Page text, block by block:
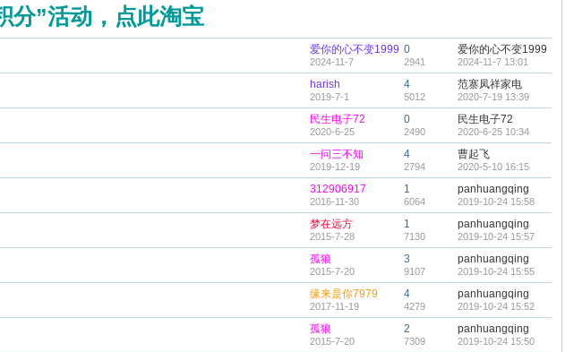
分”活动，点此淘宝
爱你的心不变1999
2024-11-7
0
2941
爱你的心不变1999
2024-11-7 13:01
harish
2019-7-1
4
5012
范寨凤祥家电
2020-7-19 13:39
民生电子72
2020-6-25
0
2490
民生电子72
2020-6-25 10:34
一问三不知
2019-12-19
4
2794
曹起飞
2020-5-10 16:15
312906917
2016-11-30
1
6064
panhuangqing
2019-10-24 15:58
梦在远方
2015-7-28
1
7130
panhuangqing
2019-10-24 15:57
孤狼
2015-7-20
3
9107
panhuangqing
2019-10-24 15:55
缘来是你7979
2017-11-19
4
4279
panhuangqing
2019-10-24 15:52
孤狼
2015-7-20
2
7309
panhuangqing
2019-10-24 15:50